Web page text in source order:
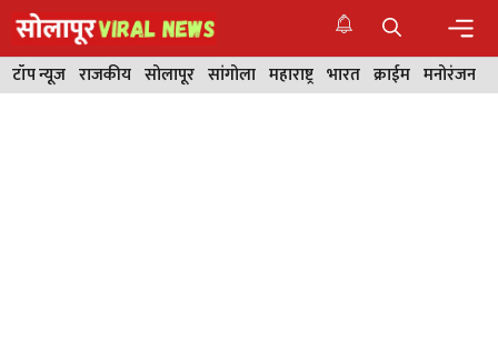
Skip
to
content
टॉप न्यूज राजकीय सोलापूर सांगोला महाराष्ट्र भारत क्राईम मनोरंजन